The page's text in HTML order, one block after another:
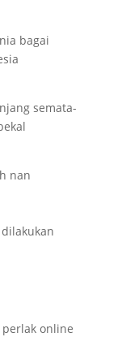
bagai
semata-
nan
online